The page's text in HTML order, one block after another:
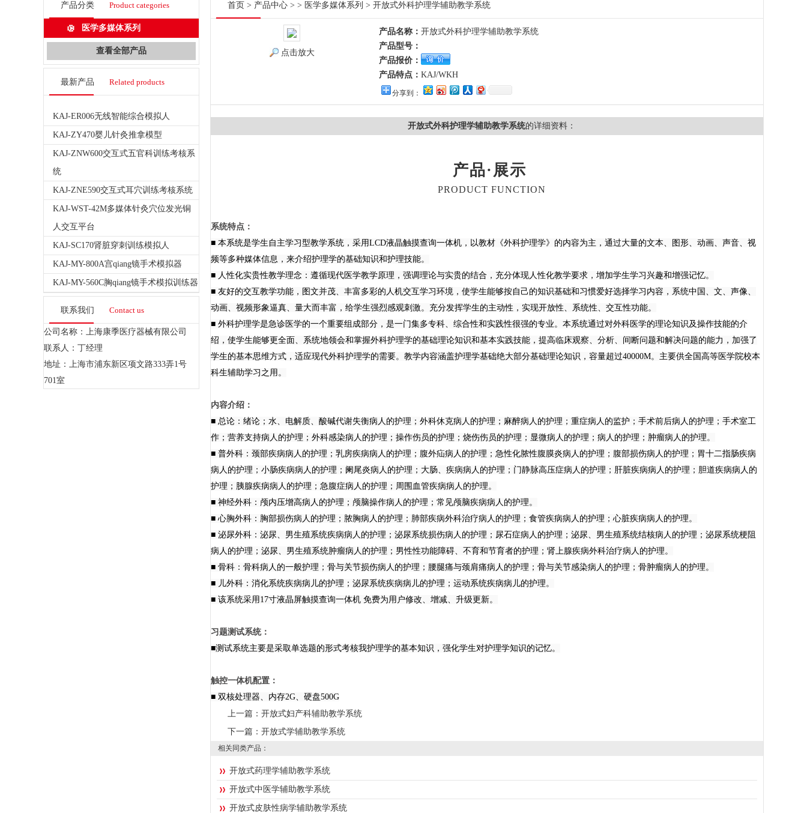
产品分类 Product categories
医学多媒体系列
查看全部产品
最新产品 Related products
KAJ-ER006无线智能综合模拟人
KAJ-ZY470婴儿针灸推拿模型
KAJ-ZNW600交互式五官科训练考核系
统
KAJ-ZNE590交互式耳穴训练考核系统
KAJ-WST-42M多媒体针灸穴位发光铜
人交互平台
KAJ-SC170肾脏穿刺训练模拟人
KAJ-MY-800A宫qiang镜手术模拟器
KAJ-MY-560C胸qiang镜手术模拟训练器
联系我们 Contact us
公司名称：上海康季医疗器械有限公司
联系人：丁经理
地址：上海市浦东新区项文路333弄1号
701室
首页 > 产品中心 > > 医学多媒体系列 > 开放式外科护理学辅助教学系统
点击放大
产品名称： 开放式外科护理学辅助教学系统
产品型号：
产品报价：
产品特点： KAJ/WKH
分享到：
开放式外科护理学辅助教学系统的详细资料：
产品·展示
PRODUCT FUNCTION
系统特点：
■ 本系统是学生自主学习型教学系统，采用LCD液晶触摸查询一体机，以教材《外科护理学》的内容为主，通过大量的文本、图形、动画、声音、视
频等多种媒体信息，来介绍护理学的基础知识和护理技能。
■ 人性化实贵性教学理念：遵循现代医学教学原理，强调理论与实贵的结合，充分体现人性化教学要求，增加学生学习兴趣和增强记忆。
■ 友好的交互教学功能，图文并茂、丰富多彩的人机交互学习环境，使学生能够按自己的知识基础和习惯爱好选择学习内容，系统中国、文、声像、
动画、视频形象逼真、量大而丰富，给学生强烈感观刺激。充分发挥学生的主动性，实现开放性、系统性、交互性功能。
■ 外科护理学是急诊医学的一个重要组成部分，是一门集多专科、综合性和实践性很强的专业。本系统通过对外科医学的理论知识及操作技能的介
绍，使学生能够更全面、系统地领会和掌握外科护理学的基础理论知识和基本实践技能，提高临床观察、分析、间断问题和解决问题的能力，加强了
学生的基本思维方式，适应现代外科护理学的需要。教学内容涵盖护理学基础绝大部分基础理论知识，容量超过40000M。主要供全国高等医学院校本
科生辅助学习之用。
内容介绍：
■ 总论：绪论；水、电解质、酸碱代谢失衡病人的护理；外科休克病人的护理；麻醉病人的护理；重症病人的监护；手术前后病人的护理；手术室工
作；营养支持病人的护理；外科感染病人的护理；操作伤员的护理；烧伤伤员的护理；显微病人的护理；病人的护理；肿瘤病人的护理。
■ 普外科：颈部疾病病人的护理；乳房疾病病人的护理；腹外疝病人的护理；急性化脓性腹膜炎病人的护理；腹部损伤病人的护理；胃十二指肠疾病
病人的护理；小肠疾病病人的护理；阑尾炎病人的护理；大肠、疾病病人的护理；门静脉高压症病人的护理；肝脏疾病病人的护理；胆道疾病病人的
护理；胰腺疾病病人的护理；急腹症病人的护理；周围血管疾病病人的护理。
■ 神经外科：颅内压增高病人的护理；颅脑操作病人的护理；常见颅脑疾病病人的护理。
■ 心胸外科：胸部损伤病人的护理；脓胸病人的护理；肺部疾病外科治疗病人的护理；食管疾病病人的护理；心脏疾病病人的护理。
■ 泌尿外科：泌尿、男生殖系统疾病病人的护理；泌尿系统损伤病人的护理；尿石症病人的护理；泌尿、男生殖系统结核病人的护理；泌尿系统梗阻
病人的护理；泌尿、男生殖系统肿瘤病人的护理；男性性功能障碍、不育和节育者的护理；肾上腺疾病外科治疗病人的护理。
■ 骨科：骨科病人的一般护理；骨与关节损伤病人的护理；腰腿痛与颈肩痛病人的护理；骨与关节感染病人的护理；骨肿瘤病人的护理。
■ 儿外科：消化系统疾病病儿的护理；泌尿系统疾病病儿的护理；运动系统疾病病儿的护理。
■ 该系统采用17寸液晶屏触摸查询一体机 免费为用户修改、增减、升级更新。
习题测试系统：
■测试系统主要是采取单选题的形式考核我护理学的基本知识，强化学生对护理学知识的记忆。
触控一体机配置：
■ 双核处理器、内存2G、硬盘500G
上一篇： 开放式妇产科辅助教学系统
下一篇： 开放式学辅助教学系统
相关同类产品：
开放式药理学辅助教学系统
开放式中医学辅助教学系统
开放式皮肤性病学辅助教学系统